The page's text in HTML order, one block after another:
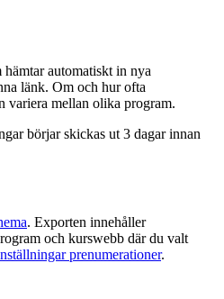
automatiskt in nya
länk. Om och hur ofta
variera mellan olika program.
börjar skickas ut 3 dagar innan
. Exporten innehåller
och kurswebb där du valt
prenumerationer.